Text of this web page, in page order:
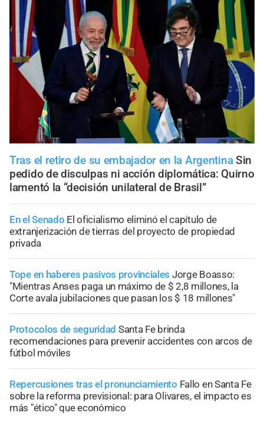
Tras el retiro de su embajador en la Argentina Sin
pedido de disculpas ni acción diplomática: Quirno
lamentó la “decisión unilateral de Brasil”
En el Senado El oficialismo eliminó el capítulo de
extranjerización de tierras del proyecto de propiedad
privada
Tope en haberes pasivos provinciales Jorge Boasso:
"Mientras Anses paga un máximo de $ 2,8 millones, la
Corte avala jubilaciones que pasan los $ 18 millones"
Protocolos de seguridad Santa Fe brinda
recomendaciones para prevenir accidentes con arcos de
fútbol móviles
Repercusiones tras el pronunciamiento Fallo en Santa Fe
sobre la reforma previsional: para Olivares, el impacto es
más "ético" que económico